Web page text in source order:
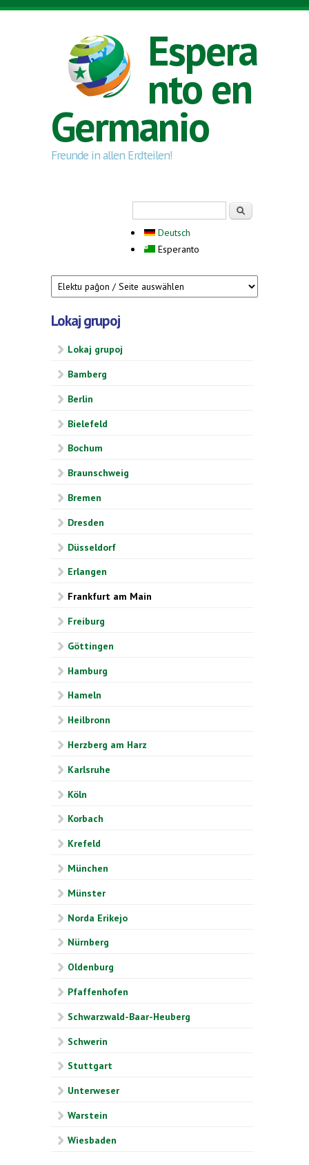
Skip to main content
Espera
nto en
Germanio
Freunde in allen Erdteilen!
Deutsch
Esperanto
Lokaj grupoj
Lokaj grupoj
Bamberg
Berlin
Bielefeld
Bochum
Braunschweig
Bremen
Dresden
Düsseldorf
Erlangen
Frankfurt am Main
Freiburg
Göttingen
Hamburg
Hameln
Heilbronn
Herzberg am Harz
Karlsruhe
Köln
Korbach
Krefeld
München
Münster
Norda Erikejo
Nürnberg
Oldenburg
Pfaffenhofen
Schwarzwald-Baar-Heuberg
Schwerin
Stuttgart
Unterweser
Warstein
Wiesbaden